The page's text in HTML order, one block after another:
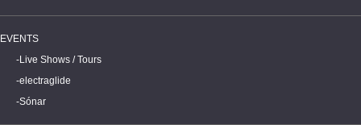
EVENTS
Live Shows / Tours
electraglide
Sónar